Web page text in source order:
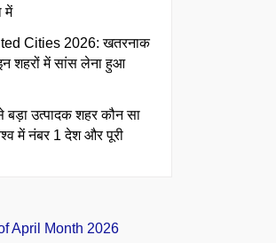
में
Cities 2026: खतरनाक
शहरों में सांस लेना हुआ
उत्पादक शहर कौन सा
में नंबर 1 देश और पूरी